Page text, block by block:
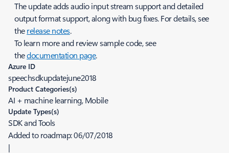
The update adds audio input stream support and detailed
output format support, along with bug fixes. For details, see
therelease notes.
To learn more and review sample code, see
thedocumentation page.
Azure ID
speechsdkupdatejune2018
Product Categories(s)
AI + machine learning, Mobile
Update Types(s)
SDK and Tools
Added to roadmap:06/07/2018
|